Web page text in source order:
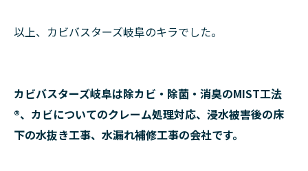
以上、カビバスターズ岐阜のキラでした。
カビバスターズ岐阜は除カビ・除菌・消臭のMIST工法
®、カビについてのクレーム処理対応、浸水被害後の床
下の水抜き工事、水漏れ補修工事の会社です。